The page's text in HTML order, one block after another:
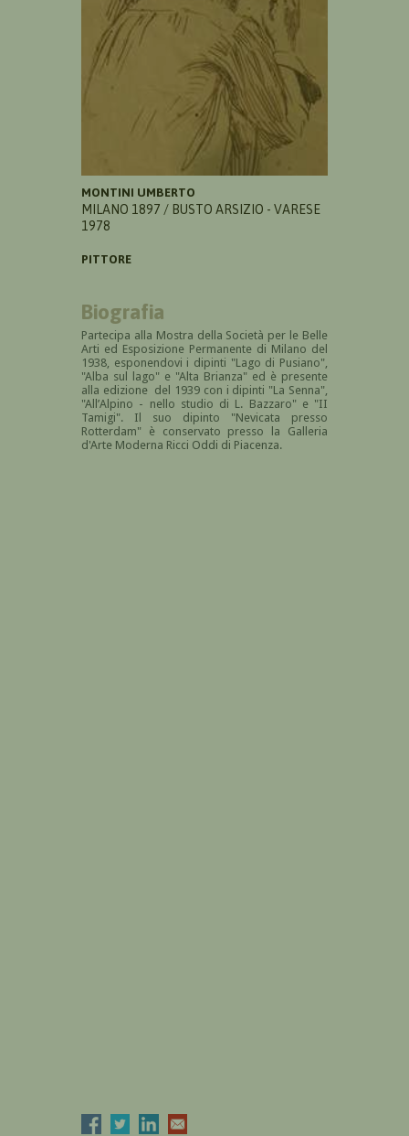
MONTINI UMBERTO
MILANO 1897 / BUSTO ARSIZIO - VARESE
1978
PITTORE
Biografia
Partecipa alla Mostra della Società per le Belle
Arti ed Esposizione Permanente di Milano del
1938, esponendovi i dipinti "Lago di Pusiano",
"Alba sul lago" e "Alta Brianza" ed è presente
alla edizione del 1939 con i dipinti "La Senna",
"All’Alpino - nello studio di L. Bazzaro" e "II
Tamigi". Il suo dipinto "Nevicata presso
Rotterdam" è conservato presso la Galleria
d'Arte Moderna Ricci Oddi di Piacenza.